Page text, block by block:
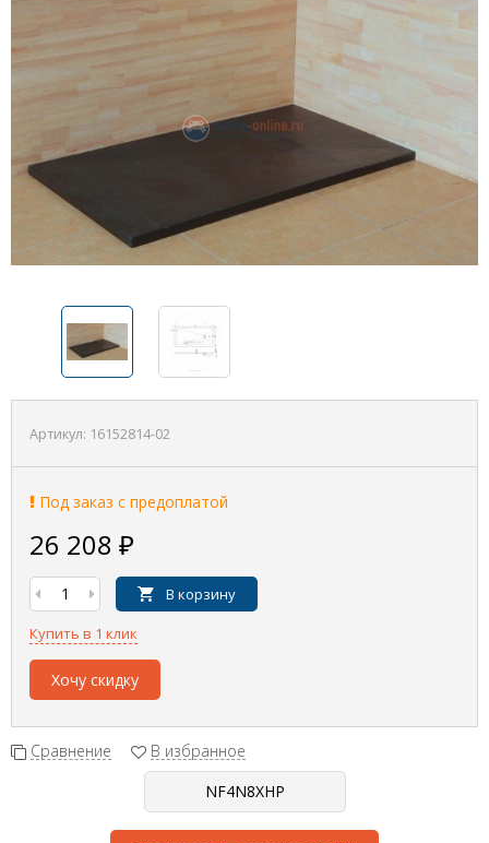
Артикул: 16152814-02
Под заказ с предоплатой
26 208 ₽
В корзину
Купить в 1 клик
Хочу скидку
Сравнение В избранное